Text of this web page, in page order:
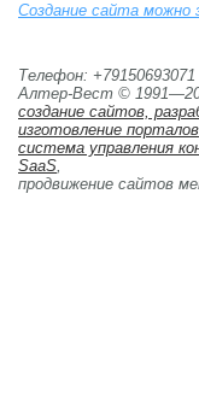
Создание сайта можно
Телефон: +79150693071
Алтер-Вест ©
создание сайтов,
изготовление порталов
система управления
SaaS,
продвижение сайтов